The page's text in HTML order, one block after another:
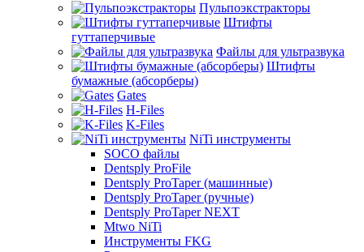
Пульпоэкстракторы
Штифты
гуттаперчивые
Файлы для ультразвука
Штифты
бумажные (абсорберы)
Gates
H-Files
K-Files
NiTi инструменты
SOCO файлы
Dentsply ProFile
Dentsply ProTaper (машинные)
Dentsply ProTaper (ручные)
Dentsply ProTaper NEXT
Mtwo NiTi
Инструменты FKG